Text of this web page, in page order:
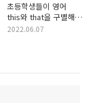
초등학생들이 영어
this와 that을 구별해서
말하는 법
2022.06.07